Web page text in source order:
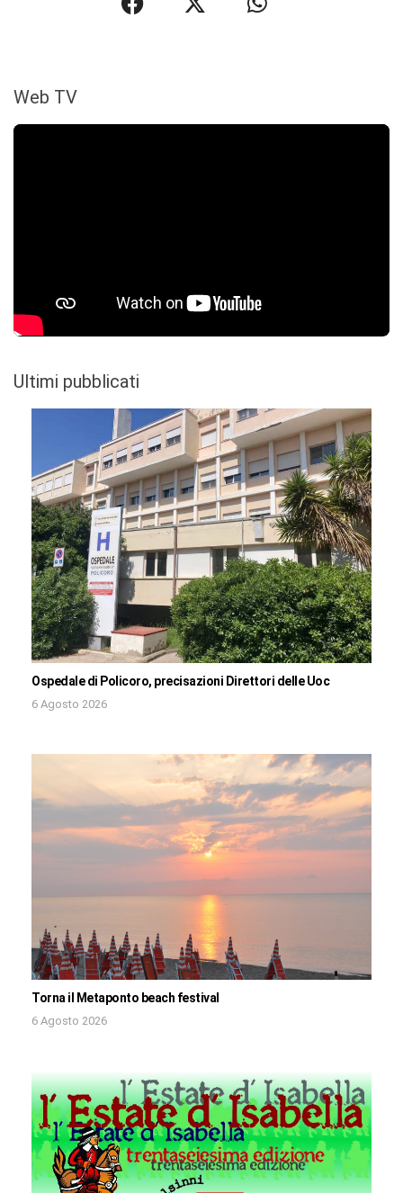
Web TV
Ultimi pubblicati
Ospedale di Policoro, precisazioni Direttori delle Uoc
6 Agosto 2026
Torna il Metaponto beach festival
6 Agosto 2026